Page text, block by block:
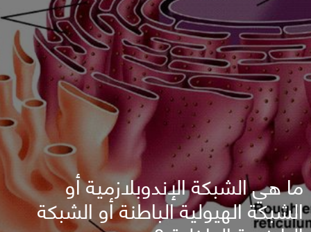
ما هي الشبكة الإندوبلازمية أو
الشبكة الهيولية الباطنة أو الشبكة